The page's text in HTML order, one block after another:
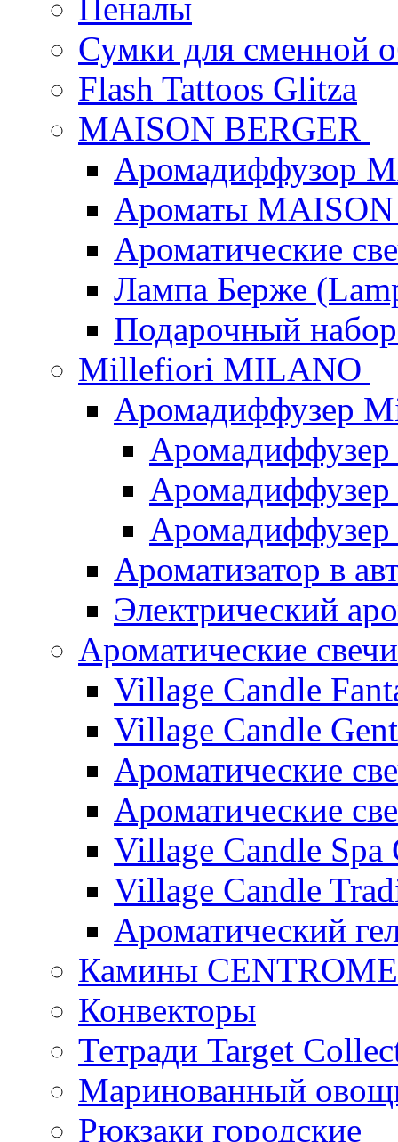
Пеналы
Сумки для сменной
Flash Tattoos Glitza
MAISON BERGER
Аромадиффузор
Ароматы
Ароматические
Лампа Берже
Подарочный
Millefiori MILANO
Аромадиффузер
Ароматизатор в
Электрический
Ароматические
Village Candle
Village Candle
Ароматические
Ароматические
Village Candle Spa
Village Candle
Ароматический
Камины
Конвекторы
Тетради Target
Маринованный
Рюкзаки городские